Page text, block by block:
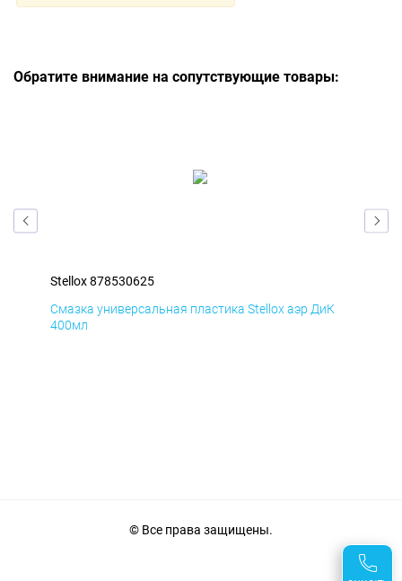
Обратите внимание на сопутствующие товары:
Stellox 878530625
Смазка универсальная пластика Stellox аэр ДиК
400мл
© Все права защищены.